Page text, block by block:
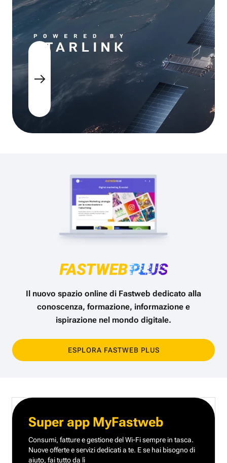
Il nuovo spazio online di Fastweb dedicato alla
conoscenza, formazione, informazione e
ispirazione nel mondo digitale.
ESPLORA FASTWEB PLUS
Super app MyFastweb
Consumi, fatture e gestione del Wi-Fi sempre in tasca.
Nuove offerte e servizi dedicati a te. E se hai bisogno di
aiuto, fai tutto da lì